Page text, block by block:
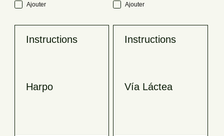
Ajouter Ajouter
Instructions
Harpo
Instructions
Vía Láctea